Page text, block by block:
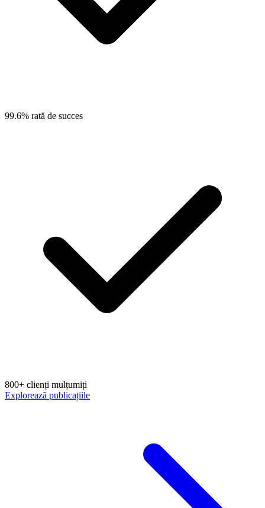
99.6% rată de succes
800+ clienți mulțumiți
Explorează publicațiile